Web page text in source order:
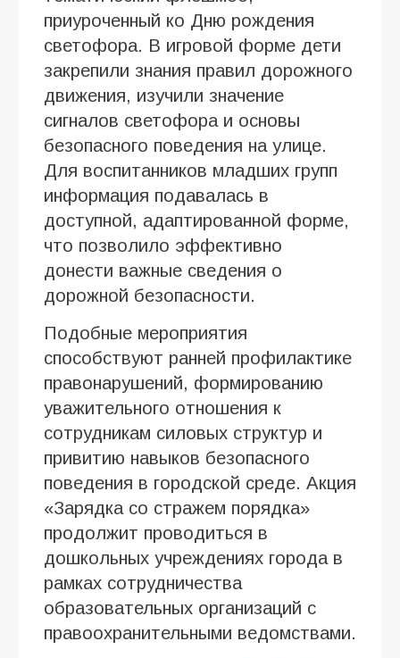
приуроченный ко Дню рождения
светофора. В игровой форме дети
закрепили знания правил дорожного
движения, изучили значение
сигналов светофора и основы
безопасного поведения на улице.
Для воспитанников младших групп
информация подавалась в
доступной, адаптированной форме,
что позволило эффективно
донести важные сведения о
дорожной безопасности.
Подобные мероприятия
способствуют ранней профилактике
правонарушений, формированию
уважительного отношения к
сотрудникам силовых структур и
привитию навыков безопасного
поведения в городской среде. Акция
«Зарядка со стражем порядка»
продолжит проводиться в
дошкольных учреждениях города в
рамках сотрудничества
образовательных организаций с
правоохранительными ведомствами.